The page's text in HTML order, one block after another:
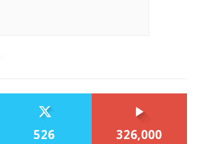
526 326,000